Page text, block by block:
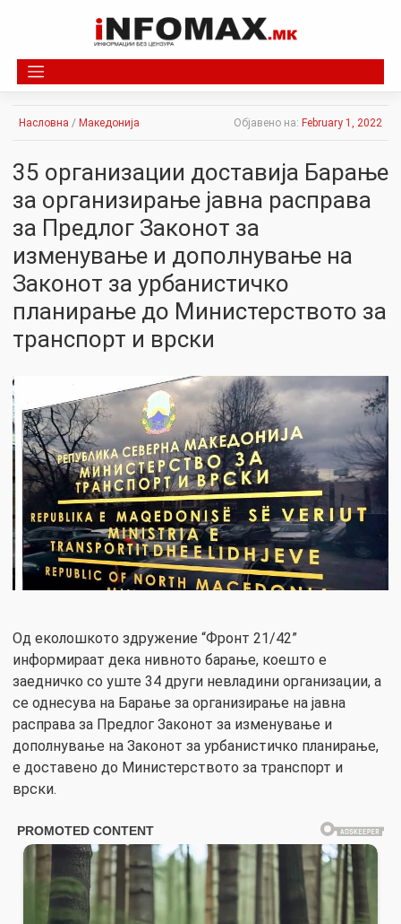
Насловна / Македонија Објавено на: February 1, 2022
35 организации доставија Барање
за организирање јавна расправа
за Предлог Законот за
изменување и дополнување на
Законот за урбанистичко
планирање до Министерството за
транспорт и врски
Од еколошкото здружение “Фронт 21/42”
информираат дека нивното барање, коешто е
заедничко со уште 34 други невладини организации, а
се однесува на Барање за организирање на јавна
расправа за Предлог Законот за изменување и
дополнување на Законот за урбанистичко планирање,
е доставено до Министерството за транспорт и
врски.